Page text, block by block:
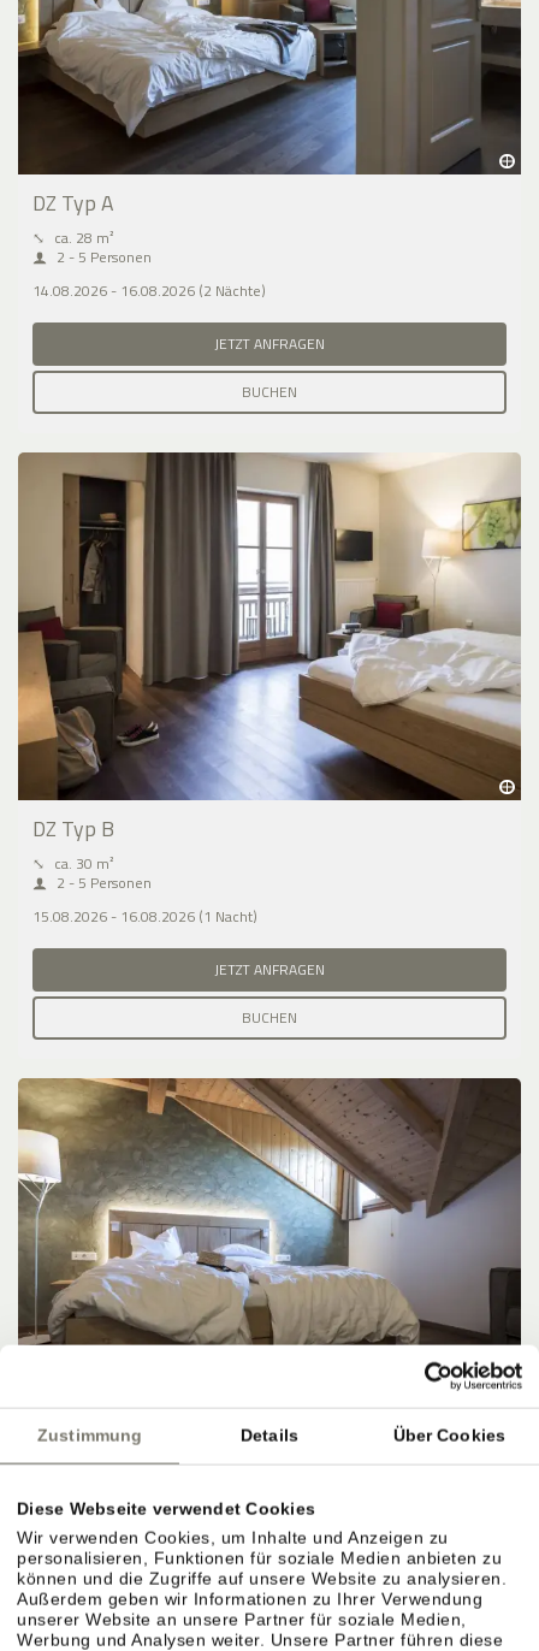
Zustimmung Details Über Cookies
Diese Webseite verwendet Cookies
Wir verwenden Cookies, um Inhalte und Anzeigen zu
personalisieren, Funktionen für soziale Medien anbieten zu
können und die Zugriffe auf unsere Website zu analysieren.
Außerdem geben wir Informationen zu Ihrer Verwendung
unserer Website an unsere Partner für soziale Medien,
Werbung und Analysen weiter. Unsere Partner führen diese
DZ Typ A
⤡ ca. 28 m²
2 - 5 Personen
14.08.2026 - 16.08.2026 (2 Nächte)
JETZT ANFRAGEN
BUCHEN
DZ Typ B
⤡ ca. 30 m²
2 - 5 Personen
15.08.2026 - 16.08.2026 (1 Nacht)
JETZT ANFRAGEN
BUCHEN
Suite Typ D
2 - 5 Personen
18.08.2026 - 19.08.2026 (1 Nacht)
JETZT ANFRAGEN
BUCHEN